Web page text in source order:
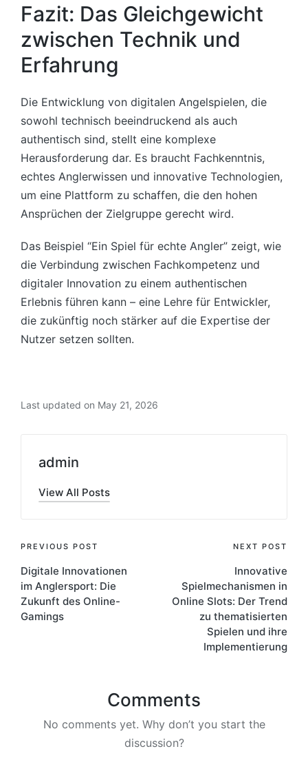
Fazit: Das Gleichgewicht
zwischen Technik und
Erfahrung
Die Entwicklung von digitalen Angelspielen, die
sowohl technisch beeindruckend als auch
authentisch sind, stellt eine komplexe
Herausforderung dar. Es braucht Fachkenntnis,
echtes Anglerwissen und innovative Technologien,
um eine Plattform zu schaffen, die den hohen
Ansprüchen der Zielgruppe gerecht wird.
Das Beispiel “Ein Spiel für echte Angler” zeigt, wie
die Verbindung zwischen Fachkompetenz und
digitaler Innovation zu einem authentischen
Erlebnis führen kann – eine Lehre für Entwickler,
die zukünftig noch stärker auf die Expertise der
Nutzer setzen sollten.
Last updated on May 21, 2026
admin
View All Posts
PREVIOUS POST
Digitale Innovationen
im Anglersport: Die
Zukunft des Online-
Gamings
NEXT POST
Innovative
Spielmechanismen in
Online Slots: Der Trend
zu thematisierten
Spielen und ihre
Implementierung
Comments
No comments yet. Why don’t you start the
discussion?